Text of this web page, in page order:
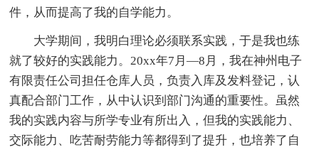
件，从而提高了我的自学能力。
大学期间，我明白理论必须联系实践，于是我也练
就了较好的实践能力。20xx年7月—8月，我在神州电子
有限责任公司担任仓库人员，负责入库及发料登记，认
真配合部门工作，从中认识到部门沟通的重要性。虽然
我的实践内容与所学专业有所出入，但我的实践能力、
交际能力、吃苦耐劳能力等都得到了提升，也培养了自